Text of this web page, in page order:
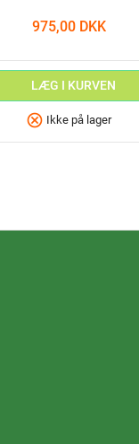
975,00 DKK
LÆG I KURVEN
cancel Ikke på lager